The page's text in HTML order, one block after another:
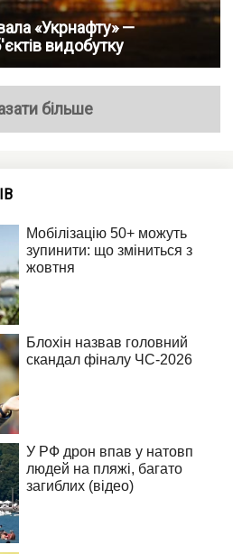
«Укрнафту» —
видобутку
більше